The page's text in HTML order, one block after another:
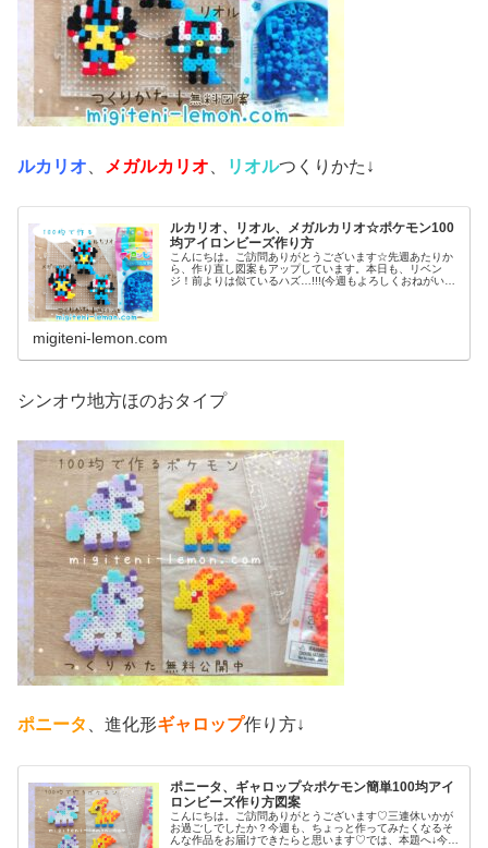
ルカリオ メガルカリオ リオルつくりかた↓
ルカリオ、リオル、メガルカリオ☆ポケモン100
均アイロンビーズ作り方
こんにちは。ご訪問ありがとうございます☆先週あたりか
ら、作り直し図案もアップしています。本日も、リベン
ジ！前よりは似ているハズ…!!!(今週もよろしくおねがいし
migiteni-lemon.com
シンオウ地方ほのおタイプ
ポニータ 、進化形ギャロップ作り方↓
ポニータ、ギャロップ☆ポケモン簡単100均アイ
ロンビーズ作り方図案
こんにちは。ご訪問ありがとうございます♡三連休いかが
お過ごしでしたか？今週も、ちょっと作ってみたくなるそ
んな作品をお届けできたらと思います♡では、本題へ↓今日